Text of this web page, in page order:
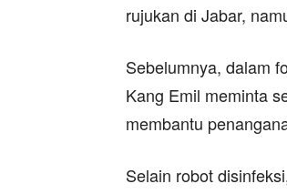
rujukan di Jabar,
Sebelumnya, dalam
Kang Emil meminta
membantu
Selain robot